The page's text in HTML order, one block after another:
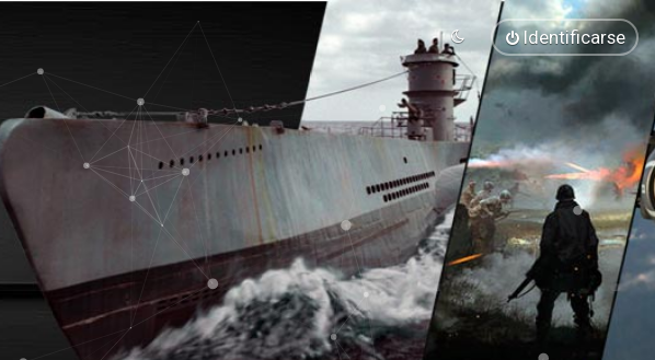
Identificarse